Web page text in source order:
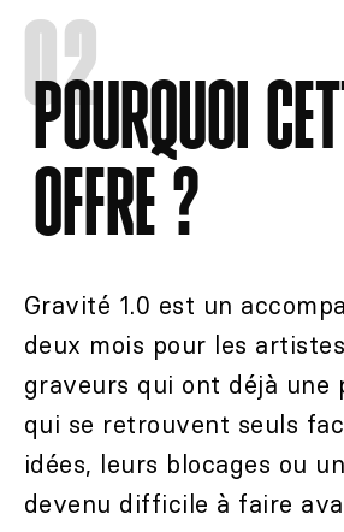
02
POURQUOI
OFFRE ?
Gravité 1.0 est un
deux mois pour les
graveurs qui ont déjà une
qui se retrouvent seuls
idées, leurs blocages ou
devenu difficile à faire